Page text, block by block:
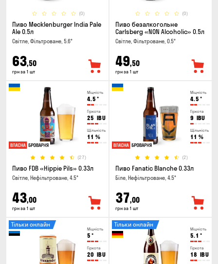
(0)
Пиво Mecklenburger India Pale
Ale 0.5л
Світле, Фільтроване, 5.6°
63,50
грн за 1 шт
(0)
Пиво безалкогольне
Carlsberg «NON Alcoholic» 0.5л
Світле, Фільтроване, 0.5°
49,50
грн за 1 шт
Міцність
4.5 °
Гіркота
25 IBU
Щільність
11 %
(27)
Пиво FDB «Hippie Pils» 0.33л
Світле, Нефільтроване, 4.5°
43,00
грн за 1 шт
Міцність
4.5 °
Гіркота
9 IBU
Щільність
11 %
(2)
Пиво Fanatic Blanche 0.33л
Біле, Нефільтроване, 4.5°
37,00
грн за 1 шт
Міцність
5 °
Гіркота
20 IBU
Тільки онлайн
Міцність
5.1 °
Гіркота
18 IBU
Тільки онлайн